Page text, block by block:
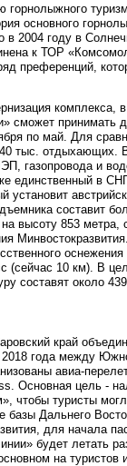
основного
в 2004 году в
к ТОР
преференций,
комплекса, в
сможет принимать
по май. Для
тыс. отдыхающих.
газопровода и
единственный в
установит
составит
высоту 853 метра,
(сейчас 10 км). В
составят около
край
года между
авиа-
Основная цель -
чтобы туристы
базы Дальнего
для начала
будет летать
на туристов